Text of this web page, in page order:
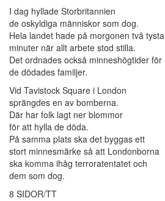
I dag hyllade Storbritannien
de oskyldiga människor som dog.
Hela landet hade på morgonen två tysta
minuter när allt arbete stod stilla.
Det ordnades också minneshögtider för
de dödades familjer.
Vid Tavistock Square i London
sprängdes en av bomberna.
Där har folk lagt ner blommor
för att hylla de döda.
På samma plats ska det byggas ett
stort minnesmärke så att Londonborna
ska komma ihåg terroratentatet och
dem som dog.
8 SIDOR/TT